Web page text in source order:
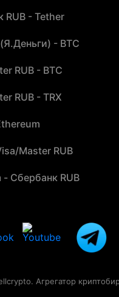
RUB - Tether
- BTC
RUB - BTC
RUB - TRX
Master RUB
- Сбербанк RUB
Агрегатор